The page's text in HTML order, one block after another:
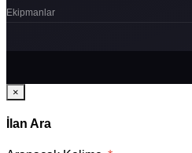
Ekipmanlar
×
İlan Ara